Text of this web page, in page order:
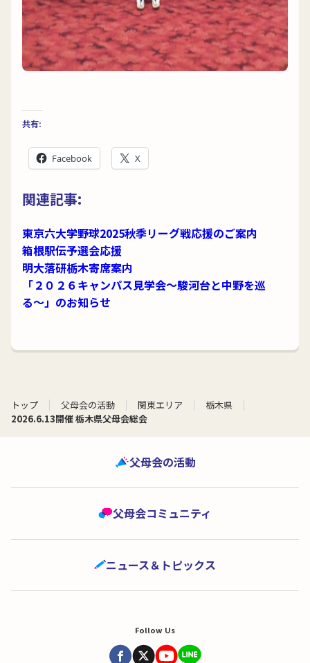
共有:
Facebook X
関連記事:
東京六大学野球2025秋季リーグ戦応援のご案内
箱根駅伝予選会応援
明大落研栃木寄席案内
「２０２６キャンパス見学会〜駿河台と中野を巡
る〜」のお知らせ
トップ 父母会の活動 関東エリア
栃木県
2026.6.13開催 栃木県父母会総会
父母会の活動
父母会コミュニティ
ニュース＆トピックス
Follow Us